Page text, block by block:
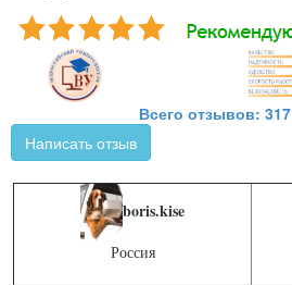
Всего отзывов: 317
Написать отзыв
boris.kise
Россия